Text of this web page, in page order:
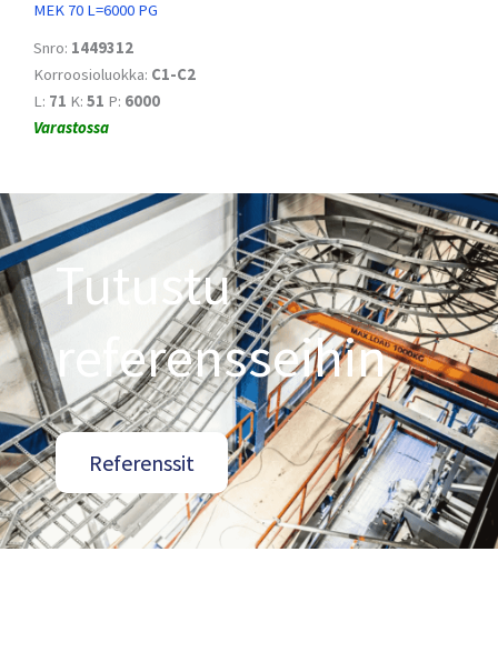
MEK 70 L=6000 PG
Snro: 1449312
Korroosioluokka: C1-C2
L: 71 K: 51 P: 6000
Varastossa
Tutustu
referensseihin
Referenssit